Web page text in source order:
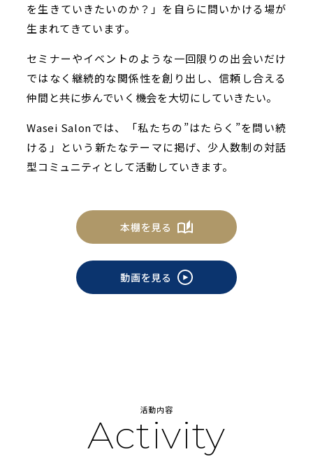
を生きていきたいのか？」を自らに問いかける場が
生まれてきています。
セミナーやイベントのような一回限りの出会いだけ
ではなく継続的な関係性を創り出し、信頼し合える
仲間と共に歩んでいく機会を大切にしていきたい。
Wasei Salonでは、「私たちの”はたらく”を問い続
ける」という新たなテーマに掲げ、少人数制の対話
型コミュニティとして活動していきます。
本棚を見る
動画を見る
活動内容
Activity